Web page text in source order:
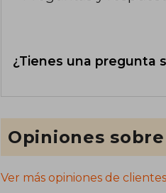
¿Tienes una pregunta
Opiniones
Ver más opiniones de clientes